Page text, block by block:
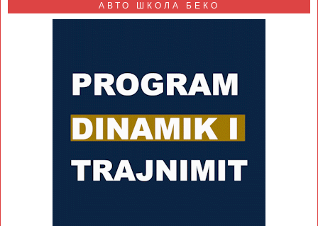
АВТО ШКОЛА БЕКО